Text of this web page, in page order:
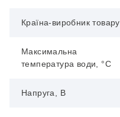
Країна-виробник товару
Максимальна
температура води, °С
Напруга, В